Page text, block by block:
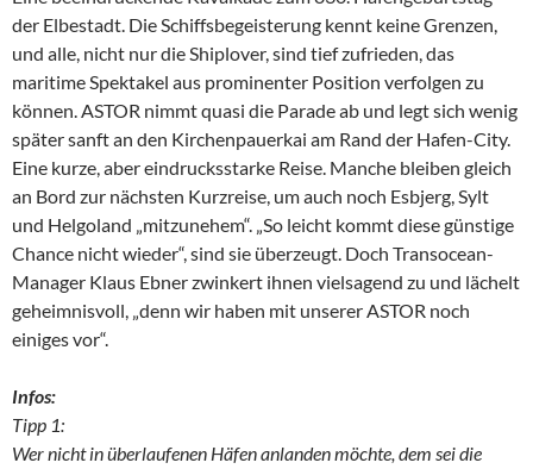
der Elbestadt. Die Schiffsbegeisterung kennt keine Grenzen,
und alle, nicht nur die Shiplover, sind tief zufrieden, das
maritime Spektakel aus prominenter Position verfolgen zu
können. ASTOR nimmt quasi die Parade ab und legt sich wenig
später sanft an den Kirchenpauerkai am Rand der Hafen-City.
Eine kurze, aber eindrucksstarke Reise. Manche bleiben gleich
an Bord zur nächsten Kurzreise, um auch noch Esbjerg, Sylt
und Helgoland „mitzunehem“. „So leicht kommt diese günstige
Chance nicht wieder“, sind sie überzeugt. Doch Transocean-
Manager Klaus Ebner zwinkert ihnen vielsagend zu und lächelt
geheimnisvoll, „denn wir haben mit unserer ASTOR noch
einiges vor“.
Infos:
Tipp 1:
Wer nicht in überlaufenen Häfen anlanden möchte, dem sei die